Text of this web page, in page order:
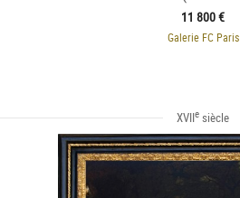
11 800 €
Galerie FC Paris
XVIIe siècle